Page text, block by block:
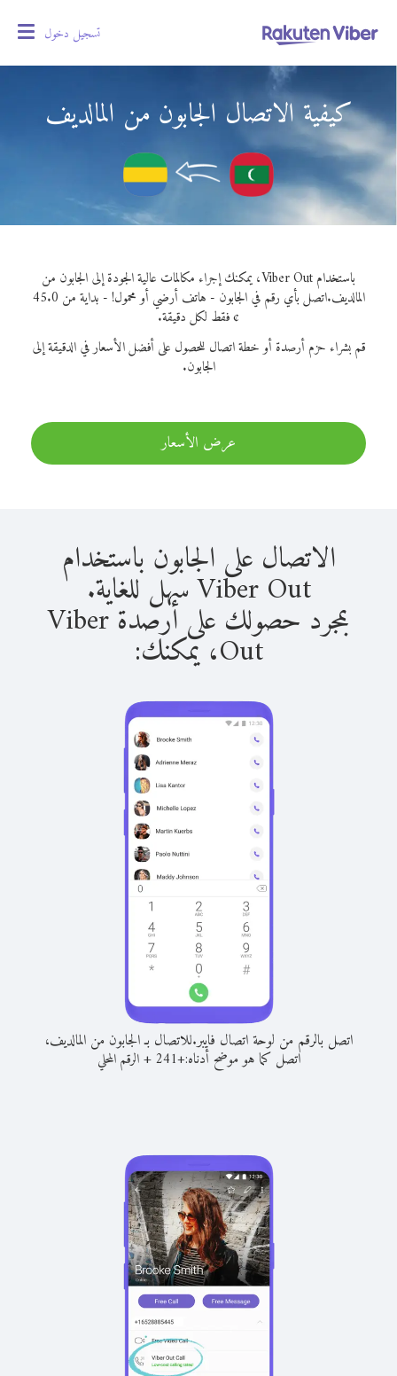
تسجيل دخول
كيفية الاتصال الجابون من المالديف
باستخدام Viber Out، يمكنك إجراء مكالمات عالية الجودة إلى الجابون من
المالديف.
اتصل بأي رقم في الجابون - هاتف أرضي أو محمول! - بداية من 45.0
¢ فقط لكل دقيقة.
قم بشراء حزم أرصدة أو خطة اتصال للحصول على أفضل الأسعار في الدقيقة إلى
الجابون.
عرض الأسعار
الاتصال على الجابون باستخدام
Viber Out سهل للغاية.
بمجرد حصولك على أرصدة Viber
Out، يمكنك:
اتصل بالرقم من لوحة اتصال فايبر.للاتصال بـ الجابون من المالديف،
اتصل كما هو موضح أدناه:+
241
+الرقم المحلي